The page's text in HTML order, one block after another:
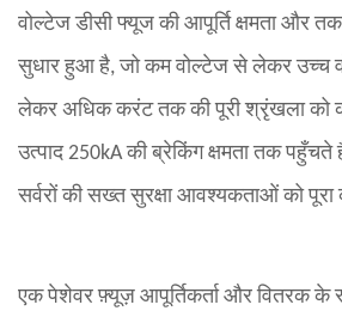
वोल्टेज डीसी फ्यूज की आपूर्ति क्षमता और
सुधार हुआ है, जो कम वोल्टेज से लेकर
लेकर अधिक करंट तक की पूरी श्रृंखला को
उत्पाद 250kA की ब्रेकिंग क्षमता तक
सर्वरों की सख्त सुरक्षा आवश्यकताओं को
एक पेशेवर फ़्यूज़ आपूर्तिकर्ता और वितरक के